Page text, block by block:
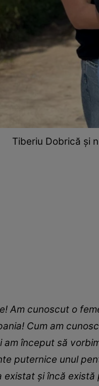
Tiberiu Dobrică și
Am cunoscut o
Cum am
început să
puternice unul
existat și încă